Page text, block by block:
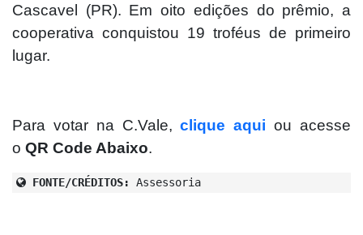
Cascavel (PR). Em oito edições do prêmio, a
cooperativa conquistou 19 troféus de primeiro
lugar.
Para votar na C.Vale,clique aqui ou acesse
o QR Code Abaixo.
FONTE/CRÉDITOS: Assessoria